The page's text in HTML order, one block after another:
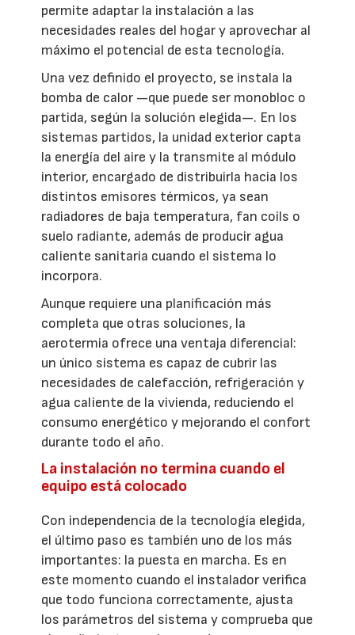
permite adaptar la instalación a las
necesidades reales del hogar y aprovechar al
máximo el potencial de esta tecnología.
Una vez definido el proyecto, se instala la
bomba de calor —que puede ser monobloc o
partida, según la solución elegida—. En los
sistemas partidos, la unidad exterior capta
la energía del aire y la transmite al módulo
interior, encargado de distribuirla hacia los
distintos emisores térmicos, ya sean
radiadores de baja temperatura, fan coils o
suelo radiante, además de producir agua
caliente sanitaria cuando el sistema lo
incorpora.
Aunque requiere una planificación más
completa que otras soluciones, la
aerotermia ofrece una ventaja diferencial:
un único sistema es capaz de cubrir las
necesidades de calefacción, refrigeración y
agua caliente de la vivienda, reduciendo el
consumo energético y mejorando el confort
durante todo el año.
La instalación no termina cuando el
equipo está colocado
Con independencia de la tecnología elegida,
el último paso es también uno de los más
importantes: la puesta en marcha. Es en
este momento cuando el instalador verifica
que todo funciona correctamente, ajusta
los parámetros del sistema y comprueba que